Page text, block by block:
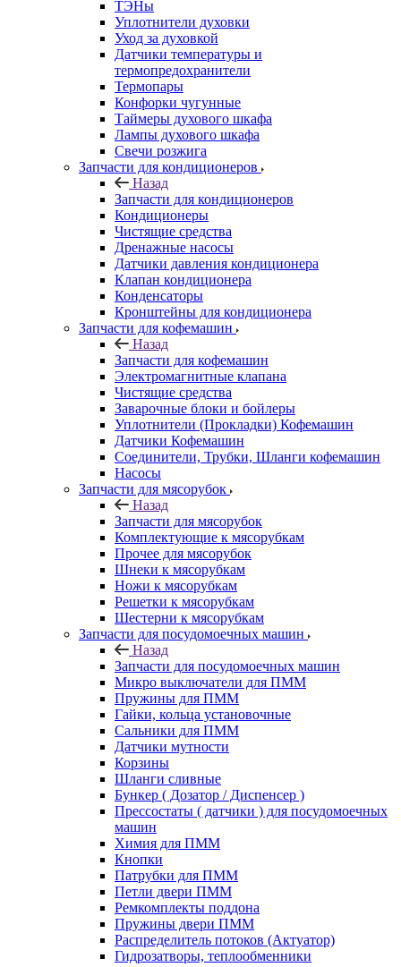
ТЭНы
Уплотнители духовки
Уход за духовкой
Датчики температуры и
термопредохранители
Термопары
Конфорки чугунные
Таймеры духового шкафа
Лампы духового шкафа
Свечи розжига
Запчасти для кондиционеров
Назад
Запчасти для кондиционеров
Кондиционеры
Чистящие средства
Дренажные насосы
Датчики давления кондиционера
Клапан кондиционера
Конденсаторы
Кронштейны для кондиционера
Запчасти для кофемашин
Назад
Запчасти для кофемашин
Электромагнитные клапана
Чистящие средства
Заварочные блоки и бойлеры
Уплотнители (Прокладки) Кофемашин
Датчики Кофемашин
Соединители, Трубки, Шланги кофемашин
Насосы
Запчасти для мясорубок
Назад
Запчасти для мясорубок
Комплектующие к мясорубкам
Прочее для мясорубок
Шнеки к мясорубкам
Ножи к мясорубкам
Решетки к мясорубкам
Шестерни к мясорубкам
Запчасти для посудомоечных машин
Назад
Запчасти для посудомоечных машин
Микро выключатели для ПММ
Пружины для ПММ
Гайки, кольца установочные
Сальники для ПММ
Датчики мутности
Корзины
Шланги сливные
Бункер ( Дозатор / Диспенсер )
Прессостаты ( датчики ) для посудомоечных
машин
Химия для ПММ
Кнопки
Патрубки для ПММ
Петли двери ПММ
Ремкомплекты поддона
Пружины двери ПММ
Распределитель потоков (Актуатор)
Гидрозатворы, теплообменники